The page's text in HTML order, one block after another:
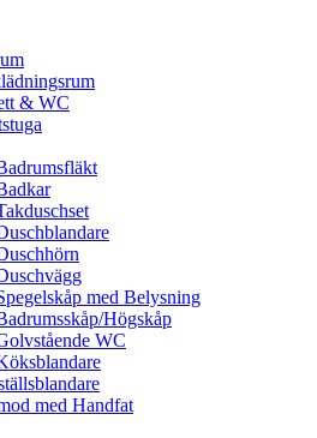
& WC
med Belysning
Högskåp
WC
med Handfat